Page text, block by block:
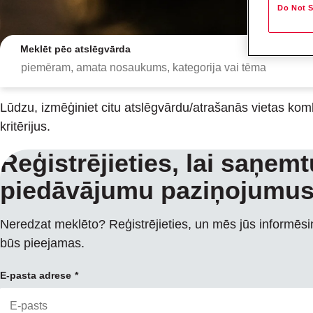
Meklēšanas
Meklēt pēc atslēgvārda
Lūdzu, izmēģiniet citu atslēgvārdu/atrašanās vietas
kritērijus.
Reģistrējieties, lai
piedāvājumu paziņojumus
Neredzat meklēto? Reģistrējieties, un mēs jūs
būs pieejamas.
E-pasta adrese
Do Not